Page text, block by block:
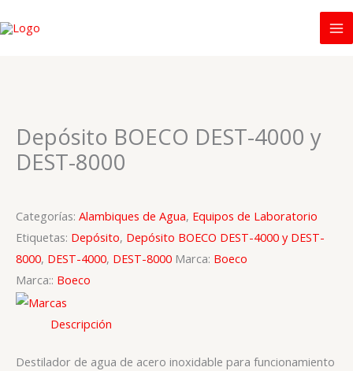
al
Depósito BOECO DEST-4000 y
DEST-8000
Categorías: Alambiques de Agua, Equipos de Laboratorio
Etiquetas: Depósito, Depósito BOECO DEST-4000 y DEST-
8000, DEST-4000, DEST-8000 Marca: Boeco
Marca:: Boeco
Descripción
Destilador de agua de acero inoxidable para funcionamiento